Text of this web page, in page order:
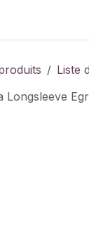
Liste
Longsleeve